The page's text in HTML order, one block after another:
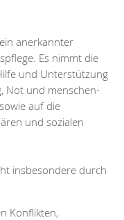
anerkannter
Es nimmt die
und Unterstützung
Not und menschen-
auf die
und sozialen
insbesondere durch
Konflikten,